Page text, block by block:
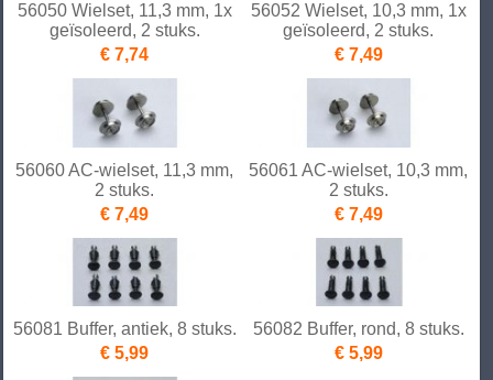
56050 Wielset, 11,3 mm, 1x
geïsoleerd, 2 stuks.
€ 7,74
56052 Wielset, 10,3 mm, 1x
geïsoleerd, 2 stuks.
€ 7,49
56060 AC-wielset, 11,3 mm,
2 stuks.
€ 7,49
56061 AC-wielset, 10,3 mm,
2 stuks.
€ 7,49
56081 Buffer, antiek, 8 stuks.
€ 5,99
56082 Buffer, rond, 8 stuks.
€ 5,99